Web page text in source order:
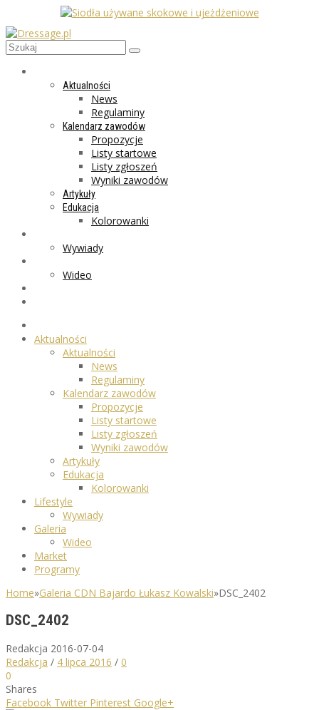
Aktualności
News
Regulaminy
Kalendarz zawodów
Propozycje
Listy startowe
Listy zgłoszeń
Wyniki zawodów
Artykuły
Edukacja
Kolorowanki
Wywiady
Wideo
Aktualności
Aktualności
News
Regulaminy
Kalendarz zawodów
Propozycje
Listy startowe
Listy zgłoszeń
Wyniki zawodów
Artykuły
Edukacja
Kolorowanki
Lifestyle
Wywiady
Galeria
Wideo
Market
Programy
Home»Galeria CDN Bajardo Łukasz Kowalski»DSC_2402
DSC_2402
Redakcja 2016-07-04
Redakcja / 4 lipca 2016 / 0
0
Shares
Facebook Twitter Pinterest Google+